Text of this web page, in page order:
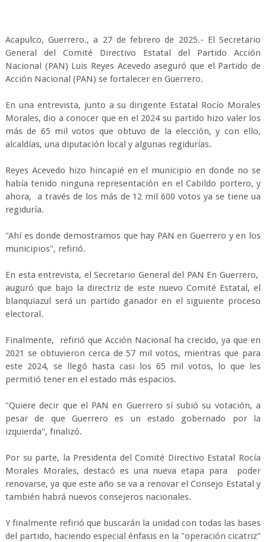
Acapulco, Guerrero., a 27 de febrero de 2025.- El Secretario
General del Comité Directivo Estatal del Partido Acción
Nacional (PAN) Luis Reyes Acevedo aseguró que el Partido de
Acción Nacional (PAN) se fortalecer en Guerrero.
En una entrevista, junto a su dirigente Estatal Rocío Morales
Morales, dio a conocer que en el 2024 su partido hizo valer los
más de 65 mil votos que obtuvo de la elección, y con ello,
alcaldías, una diputación local y algunas regidurías.
Reyes Acevedo hizo hincapié en el municipio en donde no se
había tenido ninguna representación en el Cabildo portero, y
ahora, a través de los más de 12 mil 600 votos ya se tiene ua
regiduría.
"Ahí es donde demostramos que hay PAN en Guerrero y en los
municipios", refirió.
En esta entrevista, el Secretario General del PAN En Guerrero,
auguró que bajo la directriz de este nuevo Comité Estatal, el
blanquiazul será un partido ganador en el siguiente proceso
electoral.
Finalmente, refirió que Acción Nacional ha crecido, ya que en
2021 se obtuvieron cerca de 57 mil votos, mientras que para
este 2024, se llegó hasta casi los 65 mil votos, lo que les
permitió tener en el estado más espacios.
"Quiere decir que el PAN en Guerrero sí subió su votación, a
pesar de que Guerrero es un estado gobernado por la
izquierda", finalizó.
Por su parte, la Presidenta del Comité Directivo Estatal Rocía
Morales Morales, destacó es una nueva etapa para poder
renovarse, ya que este año se va a renovar el Consejo Estatal y
también habrá nuevos consejeros nacionales.
Y finalmente refirió que buscarán la unidad con todas las bases
del partido, haciendo especial énfasis en la "operación cicatriz"